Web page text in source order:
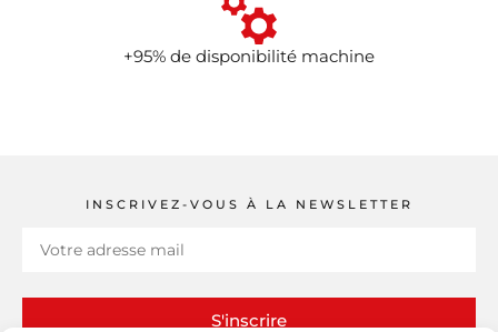
+95% de disponibilité machine
INSCRIVEZ-VOUS À LA NEWSLETTER
S'inscrire